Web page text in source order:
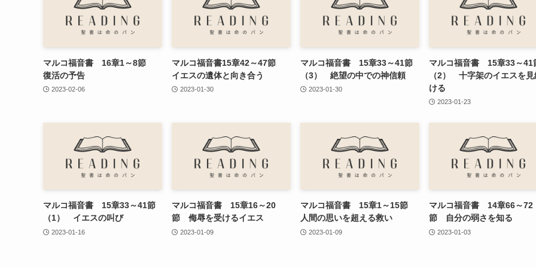
マルコ福音書 16章1～8節
復活の予告
2023-02-06
マルコ福音書15章42～47節
イエスの遺体と向き合う
2023-01-30
マルコ福音書 15章33～41節
（3） 絶望の中での神信頼
2023-01-30
マルコ福音書 15章33～41
（2） 十字架のイエスを見
ける
2023-01-23
マルコ福音書 15章33～41節
（1） イエスの叫び
2023-01-16
マルコ福音書 15章16～20
節 侮辱を受けるイエス
2023-01-09
マルコ福音書 15章1～15節
人間の思いを超える救い
2023-01-09
マルコ福音書 14章66～72
節 自分の弱さを知る
2023-01-03